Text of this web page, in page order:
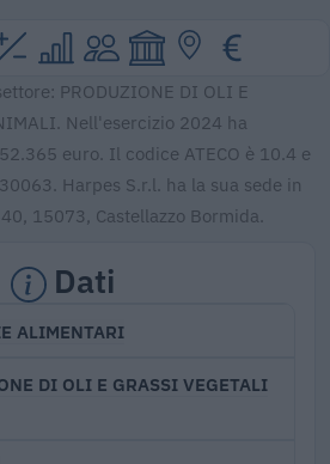
PRODUZIONE DI OLI E
Nell'esercizio 2024 ha
euro. Il codice ATECO è 10.4 e
Harpes S.r.l. ha la sua sede in
15073, Castellazzo Bormida.
Dati
ALIMENTARI
DI OLI E GRASSI VEGETALI